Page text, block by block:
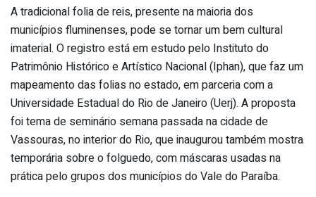
A tradicional folia de reis, presente na maioria dos
municípios fluminenses, pode se tornar um bem cultural
imaterial. O registro está em estudo pelo Instituto do
Patrimônio Histórico e Artístico Nacional (Iphan), que faz um
mapeamento das folias no estado, em parceria com a
Universidade Estadual do Rio de Janeiro (Uerj). A proposta
foi tema de seminário semana passada na cidade de
Vassouras, no interior do Rio, que inaugurou também mostra
temporária sobre o folguedo, com máscaras usadas na
prática pelo grupos dos municípios do Vale do Paraíba.